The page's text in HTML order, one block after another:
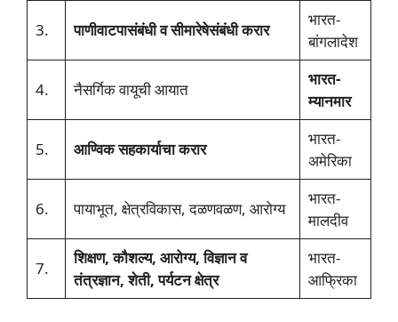
3. पाणीवाटपासंबंधी व सीमारेषेसंबंधी करार
भारत-
बांगलादेश
4. नैसर्गिक वायूची आयात
भारत-
म्यानमार
5. आण्विक सहकार्याचा करार
भारत-
अमेरिका
6. पायाभूत, क्षेत्रविकास, दळणवळण, आरोग्य
भारत-
मालदीव
7.
शिक्षण, कौशल्य, आरोग्य, विज्ञान व
तंत्रज्ञान, शेती, पर्यटन क्षेत्र
भारत-
आफ्रिका